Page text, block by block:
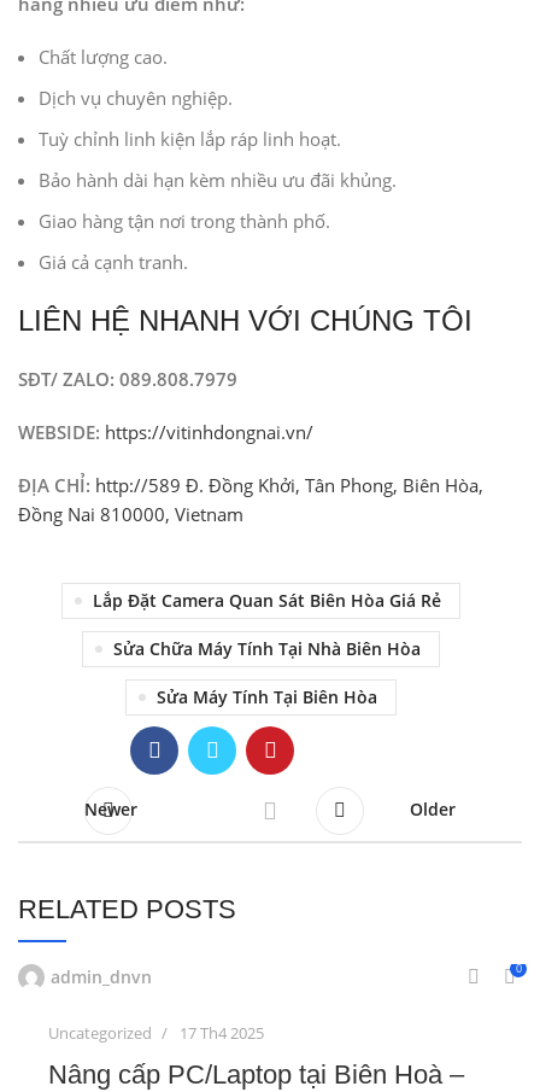
Chất lượng cao.
Dịch vụ chuyên nghiệp.
Tuỳ chỉnh linh kiện lắp ráp linh hoạt.
Bảo hành dài hạn kèm nhiều ưu đãi khủng.
Giao hàng tận nơi trong thành phố.
Giá cả cạnh tranh.
LIÊN HỆ NHANH VỚI CHÚNG TÔI
SĐT/ ZALO: 089.808.7979
WEBSIDE: https://vitinhdongnai.vn/
ĐỊA CHỈ: http://589 Đ. Đồng Khởi, Tân Phong, Biên Hòa,
Đồng Nai 810000, Vietnam
Lắp Đặt Camera Quan Sát Biên Hòa Giá Rẻ
Sửa Chữa Máy Tính Tại Nhà Biên Hòa
Sửa Máy Tính Tại Biên Hòa
Newer Older
RELATED POSTS
admin_dnvn 0
Uncategorized 17 Th4 2025
Nâng cấp PC/Laptop tại Biên Hoà –